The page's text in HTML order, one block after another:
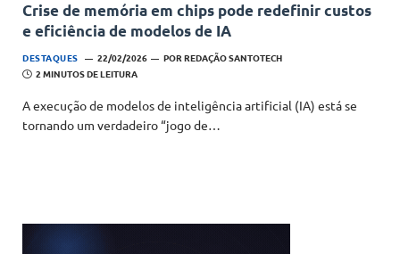
Crise de memória em chips pode redefinir custos
e eficiência de modelos de IA
DESTAQUES 22/02/2026 PORREDAÇÃO SANTOTECH
2 MINUTOS DE LEITURA
A execução de modelos de inteligência artificial (IA) está se
tornando um verdadeiro “jogo de…